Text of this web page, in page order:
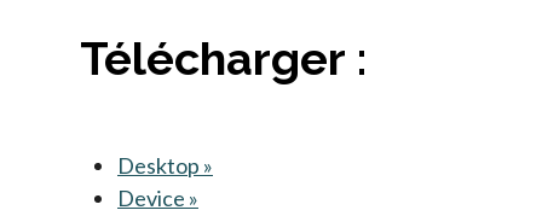
Télécharger :
Desktop »
Device »